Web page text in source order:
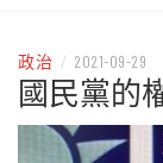
政治 / 2021-09-29
國民黨的